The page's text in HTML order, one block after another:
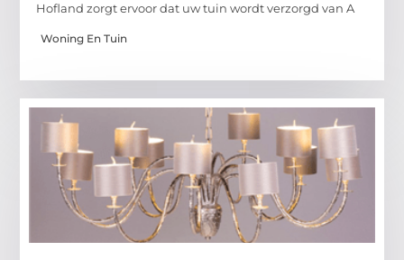
Hofland zorgt ervoor dat uw tuin wordt verzorgd van A
Woning En Tuin